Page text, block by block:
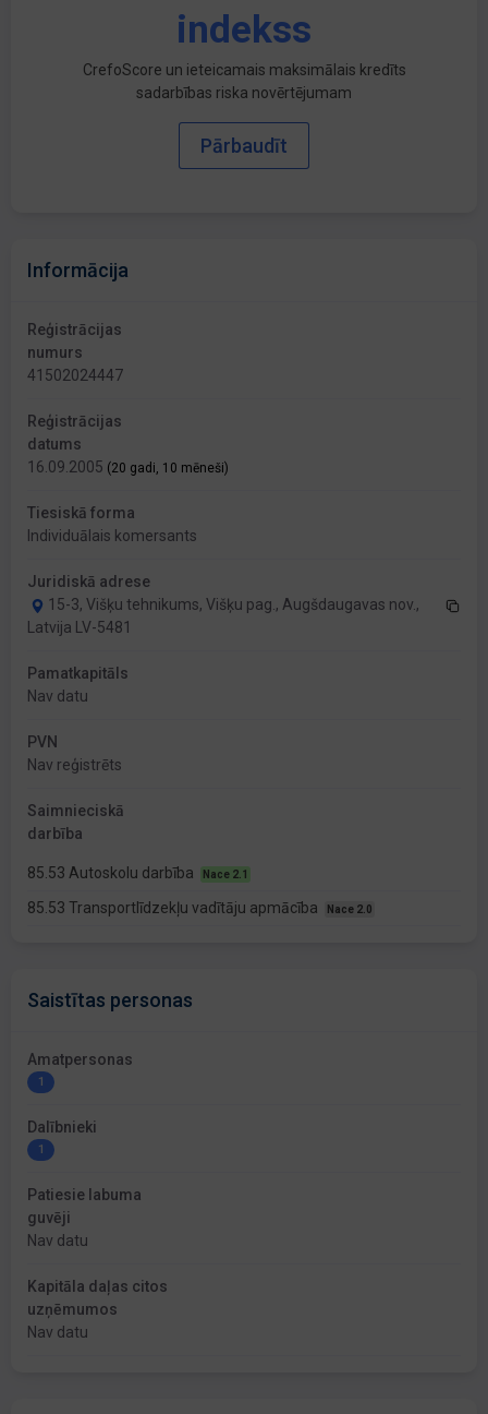
indekss
CrefoScore un ieteicamais maksimālais kredīts
sadarbības riska novērtējumam
Pārbaudīt
Informācija
Reģistrācijas
numurs
41502024447
Reģistrācijas
datums
16.09.2005 (20 gadi, 10 mēneši)
Tiesiskā forma
Individuālais komersants
Juridiskā adrese
15-3, Višķu tehnikums, Višķu pag., Augšdaugavas nov.,
Latvija LV-5481
Pamatkapitāls
Nav datu
PVN
Nav reģistrēts
Saimnieciskā
darbība
85.53 Autoskolu darbība Nace 2.1
85.53 Transportlīdzekļu vadītāju apmācība Nace 2.0
Saistītas personas
Amatpersonas
1
Dalībnieki
1
Patiesie labuma
guvēji
Nav datu
Kapitāla daļas citos
uzņēmumos
Nav datu